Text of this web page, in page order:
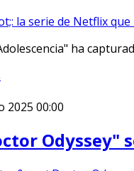
ha
2025 00:00
Odyssey"